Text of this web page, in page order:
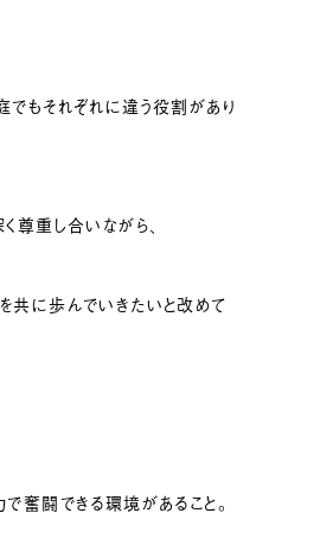
でもそれぞれに違う役割があり
尊重し合いながら、
共に歩んでいきたいと改めて
で奮闘できる環境があること。